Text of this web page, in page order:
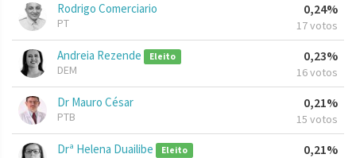
Rodrigo Comerciario
PT
0,24%
17 votos
Andreia Rezende Eleito
DEM
0,23%
16 votos
Dr Mauro César
PTB
0,21%
15 votos
Drª Helena Duailibe Eleito 0,21%